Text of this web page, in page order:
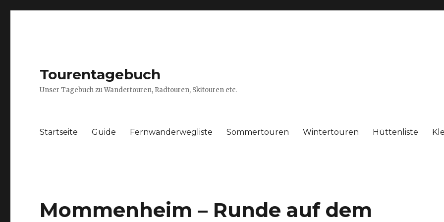
Tourentagebuch
Unser Tagebuch zu Wandertouren, Radtouren, Skitouren etc.
Startseite Guide Fernwanderwegliste Sommertouren Wintertouren Hüttenliste
Mommenheim – Runde auf dem